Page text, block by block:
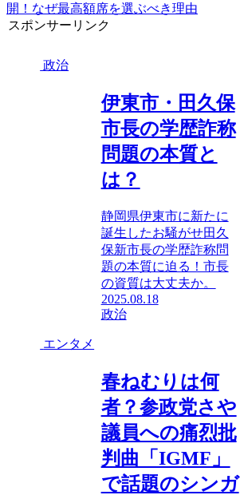
開！なぜ最高額席を選ぶべき理由
スポンサーリンク
政治
伊東市・田久保
市長の学歴詐称
問題の本質と
は？
静岡県伊東市に新たに
誕生したお騒がせ田久
保新市長の学歴詐称問
題の本質に迫る！市長
の資質は大丈夫か。
2025.08.18
政治
エンタメ
春ねむりは何
者？参政党さや
議員への痛烈批
判曲「IGMF」
で話題のシンガ